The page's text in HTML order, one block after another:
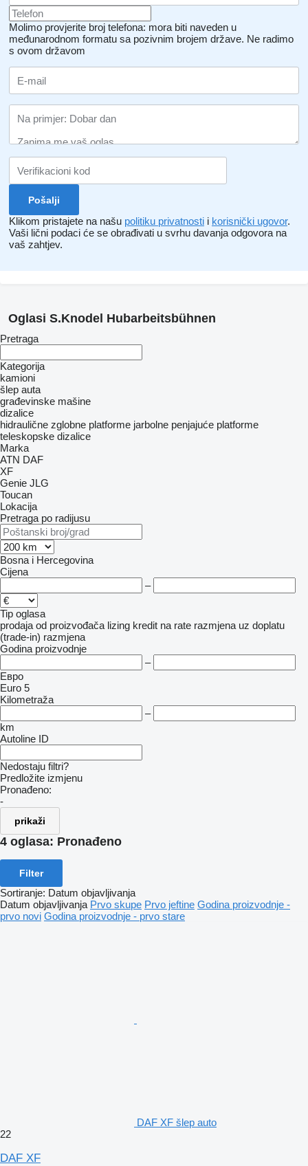
Molimo provjerite broj telefona: mora biti naveden u
međunarodnom formatu sa pozivnim brojem države. Ne radimo
s ovom državom
Klikom pristajete na našu politiku privatnosti i korisnički ugovor.
Vaši lični podaci će se obrađivati ​​u svrhu davanja odgovora na
vaš zahtjev.
Oglasi S.Knodel Hubarbeitsbühnen
Pretraga
Kategorija
kamioni
šlep auta
građevinske mašine
dizalice
hidraulične zglobne platforme jarbolne penjajuće platforme
teleskopske dizalice
Marka
ATN DAF
XF
Genie JLG
Toucan
Lokacija
Pretraga po radijusu
Bosna i Hercegovina
Cijena
–
Tip oglasa
prodaja od proizvođača lizing kredit na rate razmjena uz doplatu
(trade-in) razmjena
Godina proizvodnje
–
Евро
Euro 5
Kilometraža
–
km
Autoline ID
Nedostaju filtri?
Predložite izmjenu
Pronađeno:
-
prikaži
4 oglasa: Pronađeno
Filter
Sortiranje: Datum objavljivanja
Datum objavljivanja Prvo skupe Prvo jeftine Godina proizvodnje -
prvo novi Godina proizvodnje - prvo stare
DAF XF šlep auto
22
DAF XF